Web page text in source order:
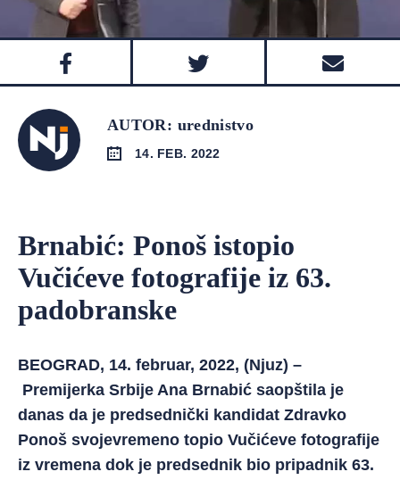
AUTOR: urednistvo
14. FEB. 2022
Brnabić: Ponoš istopio
Vučićeve fotografije iz 63.
padobranske
BEOGRAD, 14. februar, 2022, (Njuz) –
Premijerka Srbije Ana Brnabić saopštila je
danas da je predsednički kandidat Zdravko
Ponoš svojevremeno topio Vučićeve fotografije
iz vremena dok je predsednik bio pripadnik 63.